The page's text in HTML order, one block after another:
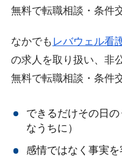
無料で転職相談・条件
なかでも レバウェル看
の求人を取り扱い、非
無料で転職相談・条件
できるだけその日
なうちに）
感情ではなく事実を